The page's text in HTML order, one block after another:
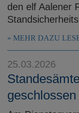
den elf Aalener
MEHR DAZU
25.03.2026
geschlossen